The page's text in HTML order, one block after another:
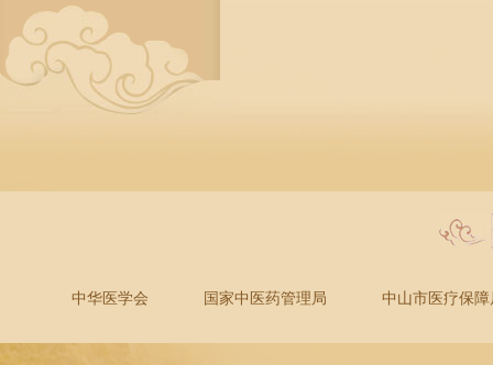
中华医学会 国家中医药管理局 中山市医疗保障